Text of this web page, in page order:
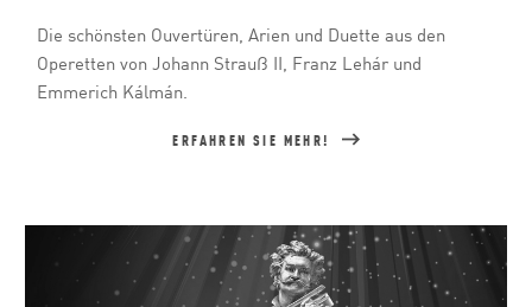
Die schönsten Ouvertüren, Arien und Duette aus den
Operetten von Johann Strauß II, Franz Lehár und
Emmerich Kálmán.
ERFAHREN SIE MEHR!